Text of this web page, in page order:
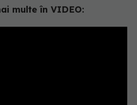
multe în VIDEO: